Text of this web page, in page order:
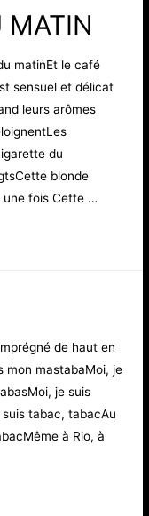
MATIN
matinEt le café
sensuel et délicat
leurs arômes
du
blonde
une fois Cette …
de haut en
mon mastabaMoi, je
je suis
tabac, tabacAu
à Rio, à